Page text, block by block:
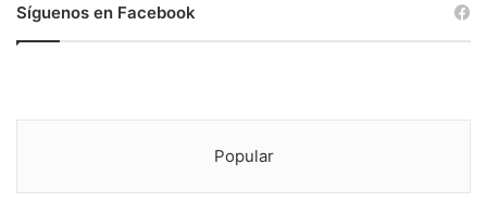
Síguenos en Facebook
Popular